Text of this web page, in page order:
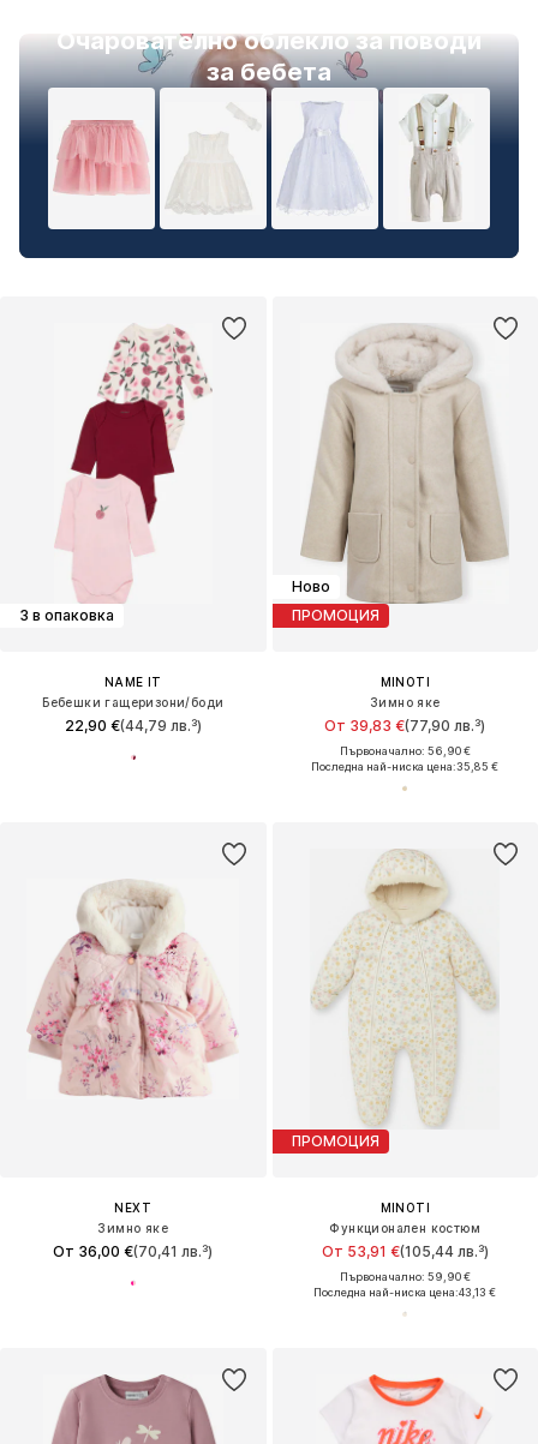
Очарователно облекло за поводи
за бебета
3 в опаковка
NAME IT
Бебешки гащеризони/боди
22,90 €(44,79 лв.³)
Ново
ПРОМОЦИЯ
MINOTI
Зимно яке
От 39,83 €(77,90 лв.³)
Първоначално: 56,90 €
Последна най-ниска цена:35,85 €
NEXT
Зимно яке
От 36,00 €(70,41 лв.³)
ПРОМОЦИЯ
MINOTI
Функционален костюм
От 53,91 €(105,44 лв.³)
Първоначално: 59,90 €
Последна най-ниска цена:43,13 €